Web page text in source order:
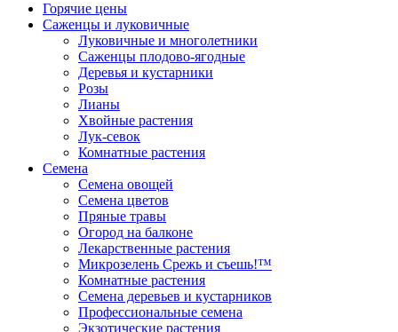
Горячие цены
Саженцы и луковичные
Луковичные и многолетники
Саженцы плодово-ягодные
Деревья и кустарники
Розы
Лианы
Хвойные растения
Лук-севок
Комнатные растения
Семена
Семена овощей
Семена цветов
Пряные травы
Огород на балконе
Лекарственные растения
Микрозелень Срежь и съешь!™
Комнатные растения
Семена деревьев и кустарников
Профессиональные семена
Экзотические растения